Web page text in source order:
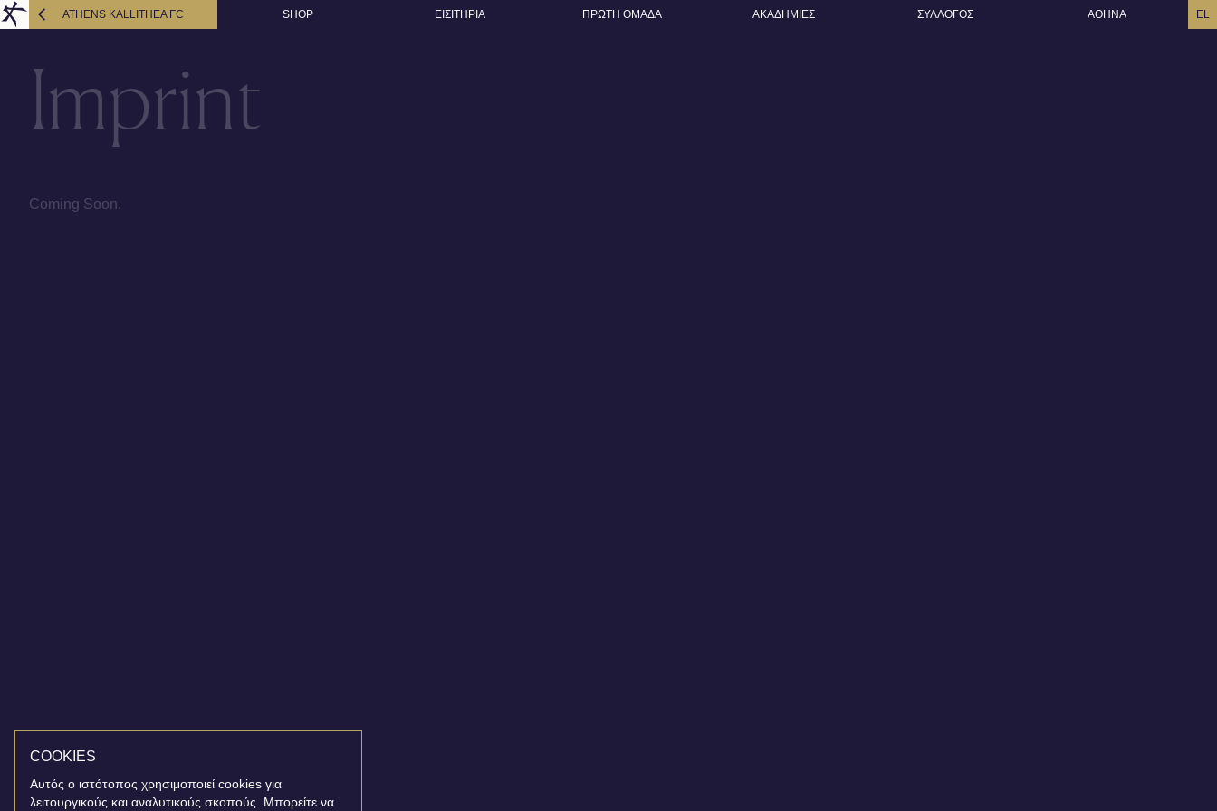
ATHENS KALLITHEA FC SHOP ΕΙΣΙΤΗΡΙΑ ΠΡΩΤΗ ΟΜΑΔΑ AΚΑΔΗΜΙΕΣ ΣΥΛΛΟΓΟΣ AΘΗΝΑ EL
Imprint
Coming Soon.
COOKIES
Αυτός ο ιστότοπος χρησιμοποιεί cookies για
λειτουργικούς και αναλυτικούς σκοπούς. Μπορείτε να